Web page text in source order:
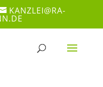
KANZLEI@RA-